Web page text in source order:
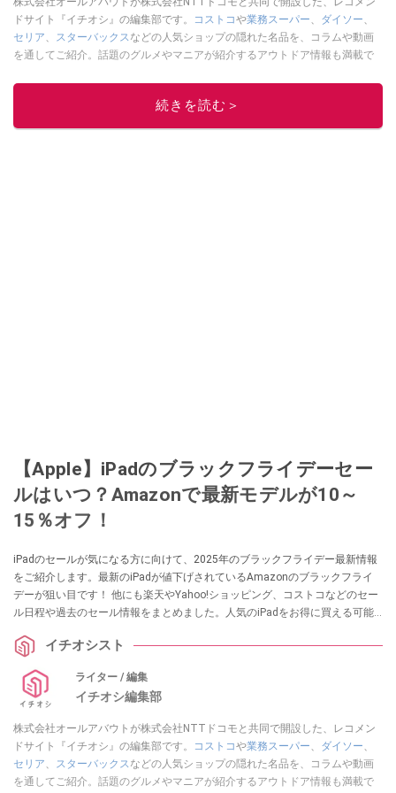
ドサイト『イチオシ』の編集部です。
コストコや業務スーパー、 ダイソー、
セリア、 スターバックスなどの人気ショップの隠れた名品を、コラムや動画
を通してご紹介。話題のグルメやマニアが紹介するアウトドア情報も満載で
レビューしています。毎日トレンド情報をお届けしているので、ぜひ
してください！続きを読む＞
【Apple】iPadのブラックフライデーセー
ルはいつ？Amazonで最新モデルが10～
15％オフ！
iPadのセールが気になる方に向けて、2025年のブラックフライデー最新情報
をご紹介します。最新のiPadが値下げされているAmazonのブラックフライ
デーが狙い目です！ 他にも楽天やYahoo!ショッピング、コストコなどのセー
ル日程や過去のセール情報をまとめました。人気のiPadをお得に買える可能
イチオシスト
ライター / 編集
イチオシ編集部
株式会社オールアバウトが株式会社NTTドコモと共同で開設した、レコメン
ドサイト『イチオシ』の編集部です。
コストコや業務スーパー、 ダイソー、
セリア、 スターバックスなどの人気ショップの隠れた名品を、コラムや動画
を通してご紹介。話題のグルメやマニアが紹介するアウトドア情報も満載で